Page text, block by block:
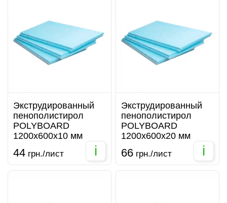
Экструдированный
пенополистирол
POLYBOARD
1200х600х10 мм
44 грн./лист i
Экструдированный
пенополистирол
POLYBOARD
1200х600х20 мм
66 грн./лист i